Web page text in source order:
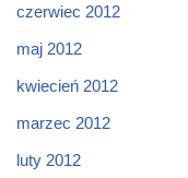
czerwiec 2012
maj 2012
kwiecień 2012
marzec 2012
luty 2012